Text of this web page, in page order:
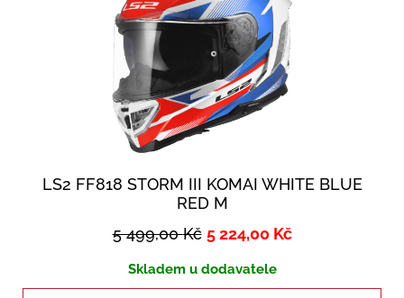
LS2 FF818 STORM III KOMAI WHITE BLUE
RED M
5 499,00Kč 5 224,00 Kč
Skladem u dodavatele